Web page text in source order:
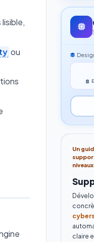
ou
Un
niveaux
claire